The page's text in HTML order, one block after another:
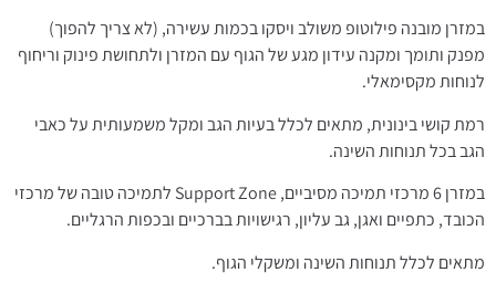
במזרן מובנה פילוטופ משולב ויסקו בכמות עשירה, (לא צריך להפוך)
מפנק ותומך ומקנה עידון מגע של הגוף עם המזרן ולתחושת פינוק וריחוף
לנוחות מקסימאלי.
רמת קושי בינונית, מתאים לכלל בעיות הגב ומקל משמעותית על כאבי
הגב בכל תנוחות השינה.
במזרן 6 מרכזי תמיכה מסיביים, Support Zone לתמיכה טובה של מרכזי
הכובד, כתפיים ואגן, גב עליון, רגישויות בברכיים ובכפות הרגליים.
מתאים לכלל תנוחות השינה ומשקלי הגוף.